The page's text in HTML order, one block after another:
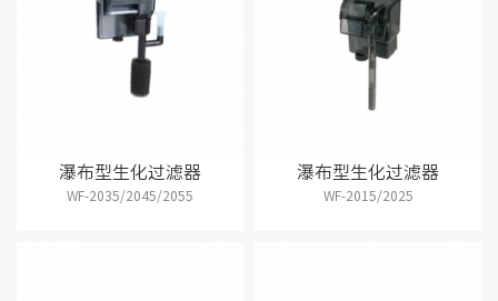
瀑布型生化过滤器
WF-2035/2045/2055
瀑布型生化过滤器
WF-2015/2025